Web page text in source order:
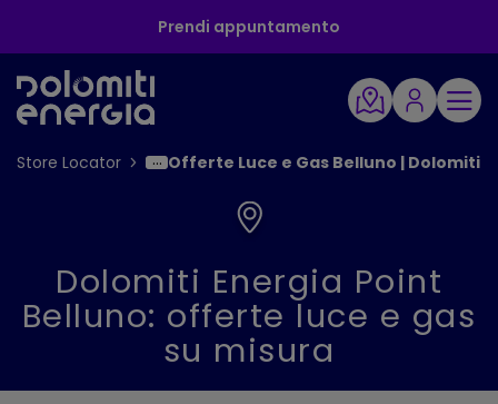
Prendi appuntamento
Store Locator Offerte Luce e Gas Belluno | Dolomiti
Dolomiti Energia Point
Belluno: offerte luce e gas
su misura